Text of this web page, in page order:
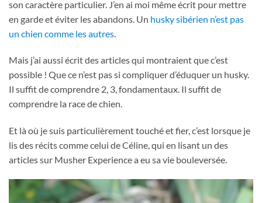
son caractère particulier. J’en ai moi même écrit pour mettre
en garde et éviter les abandons. Un husky sibérien n’est pas
un chien comme les autres
Mais j’ai aussi écrit des articles qui montraient que c’est
possible ! Que ce n’est pas si compliquer d’éduquer un husky.
Il suffit de comprendre 2, 3, fondamentaux. Il suffit de
comprendre la race de chien.
Et là où je suis particulièrement touché et fier, c’est lorsque je
lis des récits comme celui de Céline, qui en lisant un des
articles sur Musher Experience a eu sa vie bouleversée.